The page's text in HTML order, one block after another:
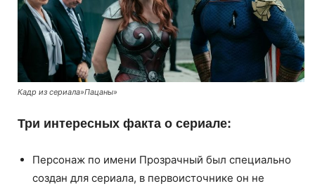
Кадр из сериала»Пацаны»
Три интересных факта о сериале:
Персонаж по имени Прозрачный был специально
создан для сериала, в первоисточнике он не